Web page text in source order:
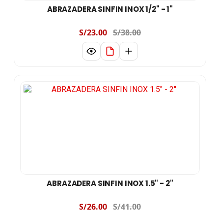
ABRAZADERA SINFIN INOX 1/2" - 1"
S/23.00 S/38.00
ABRAZADERA SINFIN INOX 1.5" - 2"
S/26.00 S/41.00